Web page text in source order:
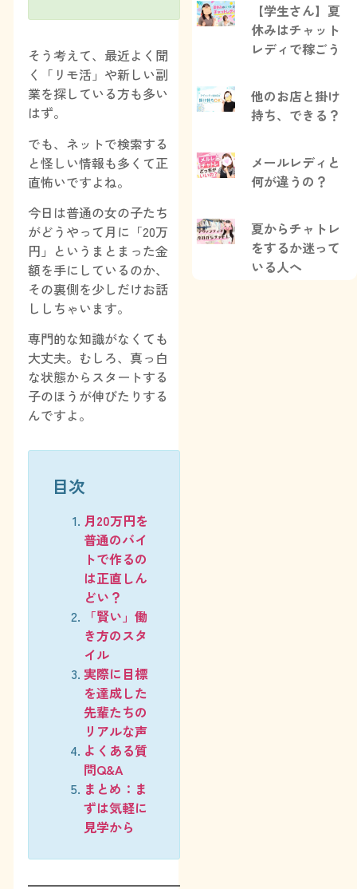
そう考えて、最近よく聞
く「リモ活」や新しい副
業を探している方も多い
はず。
でも、ネットで検索する
と怪しい情報も多くて正
直怖いですよね。
今日は普通の女の子たち
がどうやって月に「20万
円」というまとまった金
額を手にしているのか、
その裏側を少しだけお話
ししちゃいます。
専門的な知識がなくても
大丈夫。むしろ、真っ白
な状態からスタートする
子のほうが伸びたりする
んですよ。
目次
月20万円を
普通のバイ
トで作るの
は正直しん
どい？
「賢い」働
き方のスタ
イル
実際に目標
を達成した
先輩たちの
リアルな声
よくある質
問Q&A
まとめ：ま
ずは気軽に
見学から
【学生さん】夏
休みはチャット
レディで稼ごう
他のお店と掛け
持ち、できる？
メールレディと
何が違うの？
夏からチャトレ
をするか迷って
いる人へ